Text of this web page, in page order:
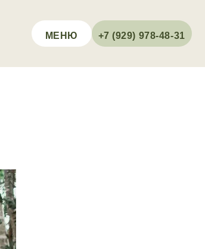
+7 (929) 978-48-31